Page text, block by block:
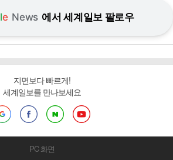
le News 에서 세계일보 팔로우
지면보다 빠르게!
세계일보를 만나보세요
PC 화면